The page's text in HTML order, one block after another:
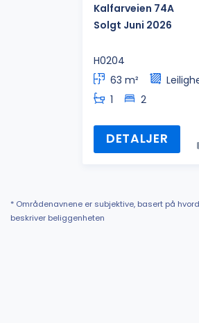
Kalfarveien 74A
Solgt Juni 2026
H0204
63 m²
1
2
DETALJER
* Områdenavnene er subjektive, basert på
beskriver beliggenheten